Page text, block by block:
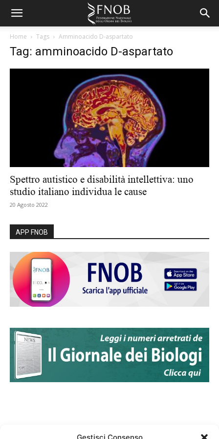
Home Tags Amminoacido D-aspartato
Tag: amminoacido D-aspartato
Spettro autistico e disabilità intellettiva: uno
studio italiano individua le cause
20 Agosto 2022
APP FNOB